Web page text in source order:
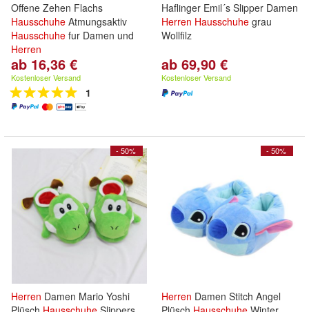
Offene Zehen Flachs
Hausschuhe Atmungsaktiv
Hausschuhe fur Damen und
Herren
ab 16,36 €
Kostenloser Versand
1
Haflinger Emil´s Slipper Damen
Herren Hausschuhe grau
Wollfilz
ab 69,90 €
Kostenloser Versand
- 50%
Herren Damen Mario Yoshi
- 50%
Herren Damen Stitch Angel